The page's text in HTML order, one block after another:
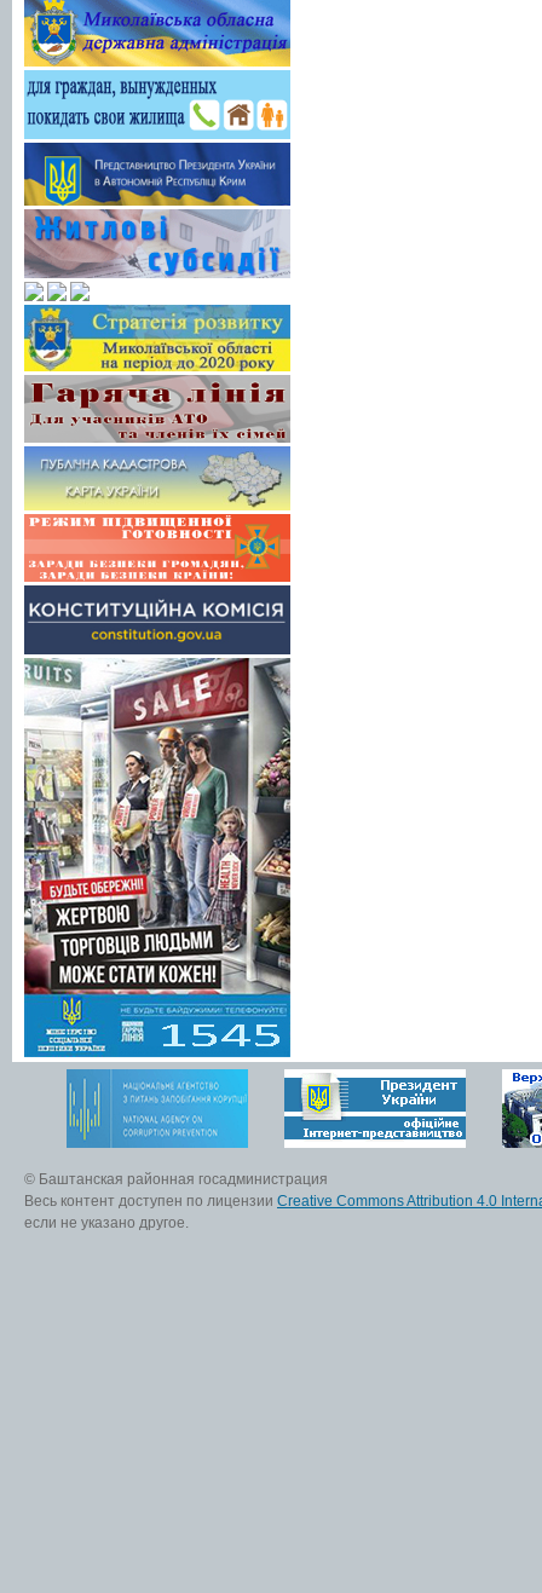
© Баштанская районная госадминистрация
Весь контент доступен по лицензии Creative Commons Attribution 4.0
если не указано другое.